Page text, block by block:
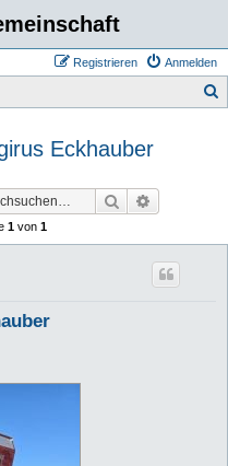
Anmelden
Registrieren
Eckhauber
Suche
1 von 1